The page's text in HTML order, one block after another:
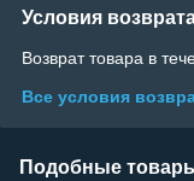
Условия
Возврат товара в
Все условия
Подобные